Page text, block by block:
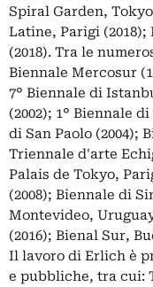
Spiral Garden,
Latine, Parigi
(2018). Tra le
Biennale Mercosur
7° Biennale di
(2002); 1° Biennale
di San Paolo (2004);
Triennale d'arte
Palais de Tokyo,
(2008); Biennale di
Montevideo,
(2016); Bienal Sur,
Il lavoro di Erlich è
e pubbliche, tra cui: